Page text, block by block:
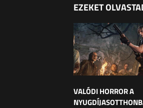
EZEKET
VALÓDI HORROR A